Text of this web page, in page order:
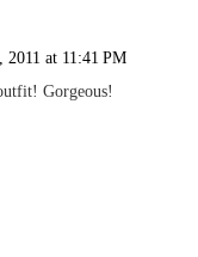
2011 at 11:41 PM
Gorgeous!